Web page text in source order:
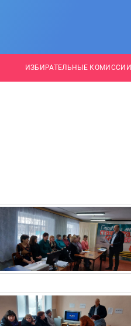
ИЗБИРАТЕЛЬНЫЕ КОМИССИИ